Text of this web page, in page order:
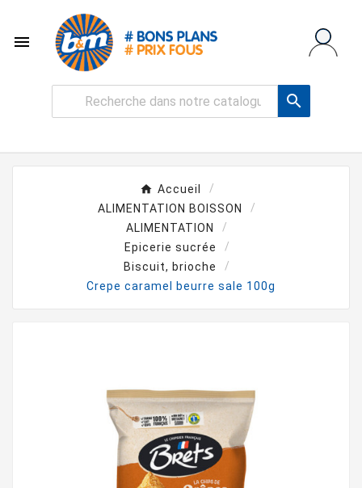


Accueil
ALIMENTATION BOISSON
ALIMENTATION
Epicerie sucrée
Biscuit, brioche
Crepe caramel beurre sale 100g